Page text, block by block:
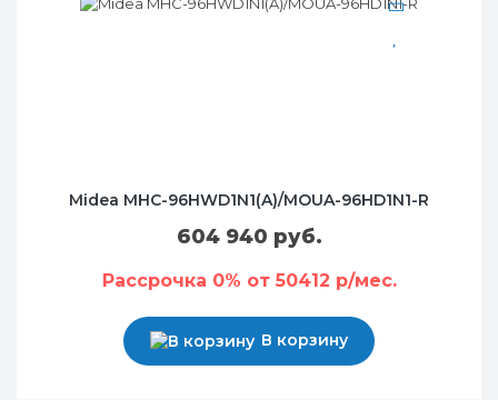
Midea MHC-96HWD1N1(A)/MOUA-96HD1N1-R
604 940 руб.
Рассрочка 0% от 50412 р/мес.
В корзину